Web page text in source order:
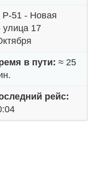
Р-51 - Новая
улица 17
в пути: ≈ 25
рейс: